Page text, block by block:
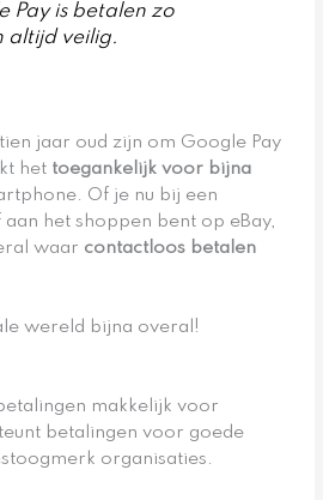
Pay is betalen zo
altijd veilig.
jaar oud zijn om Google Pay
het toegankelijk voor bijna
Of je nu bij een
het shoppen bent op eBay,
waar contactloos betalen
wereld bijna overal!
makkelijk voor
betalingen voor goede
organisaties.